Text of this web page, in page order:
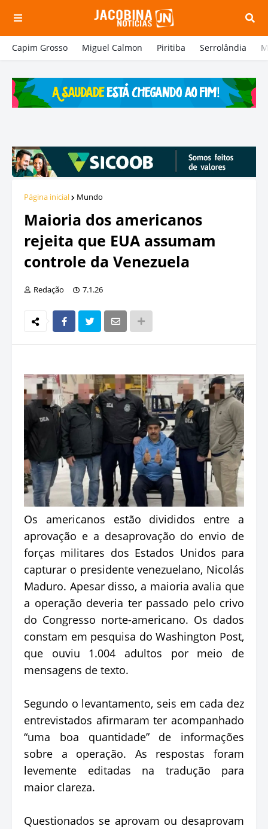
Capim Grosso Miguel Calmon Piritiba Serrolândia
Página inicial Mundo
Maioria dos americanos
rejeita que EUA assumam
controle da Venezuela
Redação 7.1.26
Os americanos estão divididos entre a
aprovação e a desaprovação do envio de
forças militares dos Estados Unidos para
capturar o presidente venezuelano, Nicolás
Maduro. Apesar disso, a maioria avalia que
a operação deveria ter passado pelo crivo
do Congresso norte-americano. Os dados
constam em pesquisa do Washington Post,
que ouviu 1.004 adultos por meio de
mensagens de texto.
Segundo o levantamento, seis em cada dez
entrevistados afirmaram ter acompanhado
“uma boa quantidade” de informações
sobre a operação. As respostas foram
levemente editadas na tradução para
maior clareza.
Questionados se aprovam ou desaprovam